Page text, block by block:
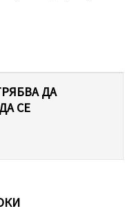
ДА
СЕ